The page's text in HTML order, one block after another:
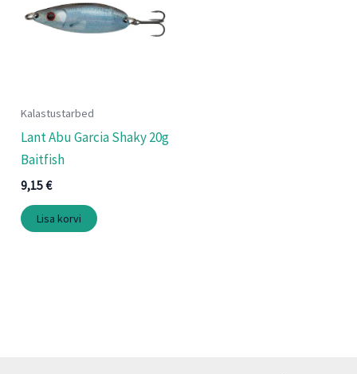
Kalastustarbed
Lant Abu Garcia Shaky 20g
Baitfish
9,15€
Lisa korvi